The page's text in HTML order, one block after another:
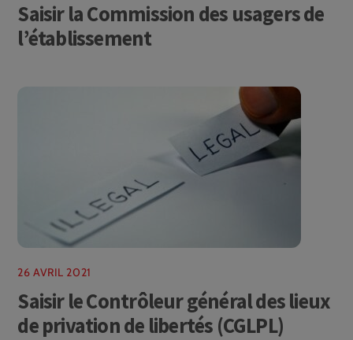
Saisir la Commission des usagers de
l’établissement
26 AVRIL 2021
Saisir le Contrôleur général des lieux
de privation de libertés (CGLPL)